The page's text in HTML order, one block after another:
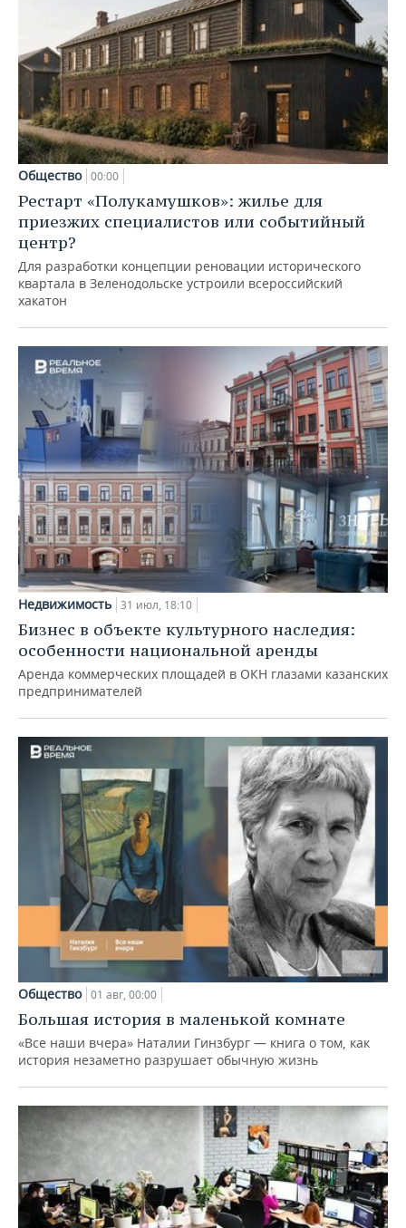
Общество 00:00
Рестарт «Полукамушков»: жилье для
приезжих специалистов или событийный
центр?
Для разработки концепции реновации исторического
квартала в Зеленодольске устроили всероссийский
хакатон
Недвижимость 31 июл, 18:10
Бизнес в объекте культурного наследия:
особенности национальной аренды
Аренда коммерческих площадей в ОКН глазами казанских
предпринимателей
Общество 01 авг, 00:00
Большая история в маленькой комнате
«Все наши вчера» Наталии Гинзбург — книга о том, как
история незаметно разрушает обычную жизнь